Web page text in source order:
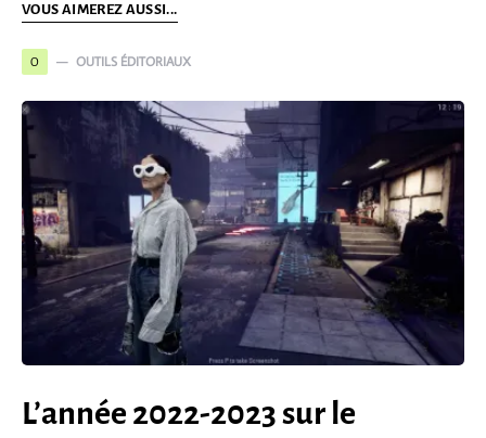
VOUS AIMEREZ AUSSI...
O OUTILS ÉDITORIAUX
L’année 2022-2023 sur le